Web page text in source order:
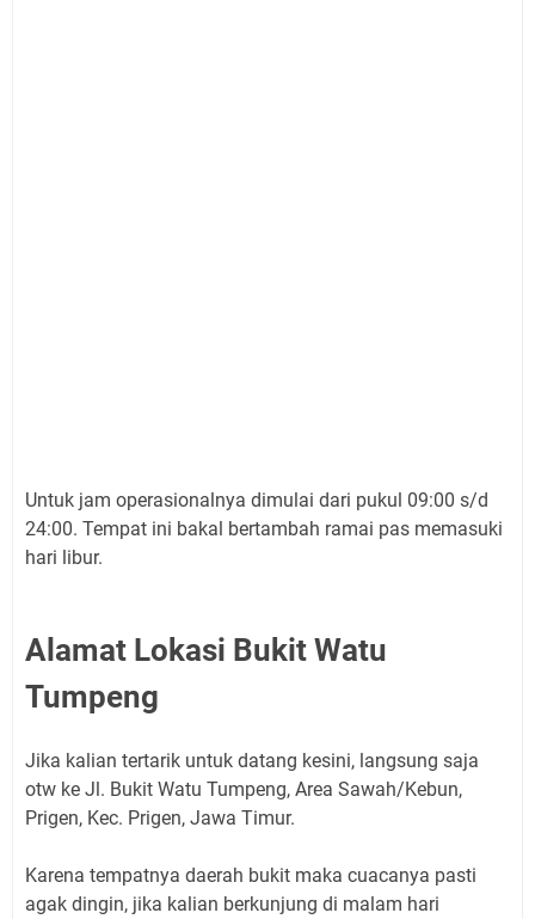
Untuk jam operasionalnya dimulai dari pukul 09:00 s/d
24:00. Tempat ini bakal bertambah ramai pas memasuki
hari libur.
Alamat Lokasi Bukit Watu
Tumpeng
Jika kalian tertarik untuk datang kesini, langsung saja
otw ke Jl. Bukit Watu Tumpeng, Area Sawah/Kebun,
Prigen, Kec. Prigen, Jawa Timur.
Karena tempatnya daerah bukit maka cuacanya pasti
agak dingin, jika kalian berkunjung di malam hari